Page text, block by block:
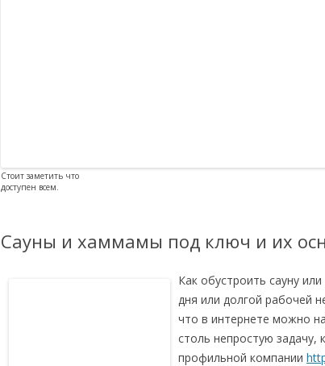
Стоит заметить что
доступен всем.
Сауны и хаммамы под ключ и их
Как обустроить сауну
дня или долгой рабочей
что в интернете можно
столь непростую
профильной компании